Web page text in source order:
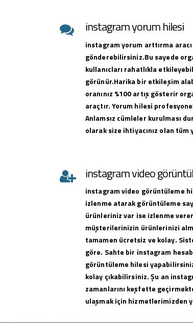
instagram yorum hilesi
instagram yorum arttırma
gönderebilirsiniz.Bu sayede
kullanıcları rahatlıkla
görünür.Harika bir etkileşim
oranınız %100 artış gösterir
araçtır. Yorum hilesi
Anlamsız cümleler kurulması
olarak size ihtiyacınız olan
instagram video
instagramvideo görüntüleme
izlenme atarak görüntüleme
ürünleriniz var ise izlenme
müşterilerinizin ürünlerinizi
tamamen ücretsiz ve kolay.
göre. Sahte bir instagram
görüntüleme hilesi
kolay çıkabilirsiniz. Şu an
zamanlarını keşfette
ulaşmak için hizmetlerimizden